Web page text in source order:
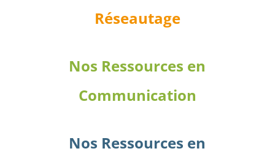
Réseautage
Nos Ressources en
Communication
Nos Ressources en